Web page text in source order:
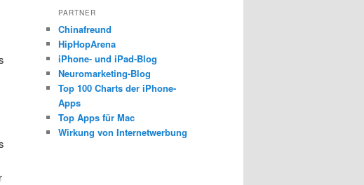
PARTNER
Chinafreund
HipHopArena
iPhone- und iPad-Blog
Neuromarketing-Blog
Top 100 Charts der iPhone-
Apps
Top Apps für Mac
Wirkung von Internetwerbung